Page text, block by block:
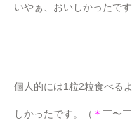
いやぁ、おいしかったです
個人的には1粒2粒食べる
しかったです。（ ＊ ￣〜￣